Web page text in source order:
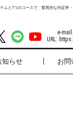
ムと7つのコースで、驚異的な内定率
e-mail:
URL:
知らせ お問